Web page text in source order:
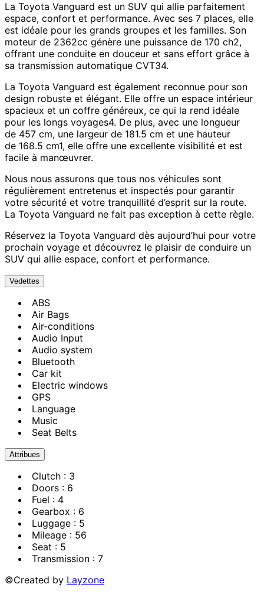
La Toyota Vanguard est un SUV qui allie parfaitement
espace, confort et performance. Avec ses 7 places, elle
est idéale pour les grands groupes et les familles. Son
moteur de 2362cc génère une puissance de 170 ch2,
offrant une conduite en douceur et sans effort grâce à
sa transmission automatique CVT34.
La Toyota Vanguard est également reconnue pour son
design robuste et élégant. Elle offre un espace intérieur
spacieux et un coffre généreux, ce qui la rend idéale
pour les longs voyages4. De plus, avec une longueur
de 457 cm, une largeur de 181.5 cm et une hauteur
de 168.5 cm1, elle offre une excellente visibilité et est
facile à manœuvrer.
Nous nous assurons que tous nos véhicules sont
régulièrement entretenus et inspectés pour garantir
votre sécurité et votre tranquillité d’esprit sur la route.
La Toyota Vanguard ne fait pas exception à cette règle.
Réservez la Toyota Vanguard dès aujourd’hui pour votre
prochain voyage et découvrez le plaisir de conduire un
SUV qui allie espace, confort et performance.
Vedettes
ABS
Air Bags
Air-conditions
Audio Input
Audio system
Bluetooth
Car kit
Electric windows
GPS
Language
Music
Seat Belts
Attribues
Clutch : 3
Doors : 6
Fuel : 4
Gearbox : 6
Luggage : 5
Mileage : 56
Seat : 5
Transmission : 7
©Created by Layzone